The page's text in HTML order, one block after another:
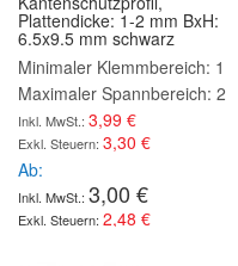
Plattendicke: 1-2 mm BxH:
6.5x9.5 mm schwarz
Minimaler Klemmbereich: 1
Maximaler Spannbereich: 2
3,99 €
3,30 €
Ab
3,00 €
2,48 €